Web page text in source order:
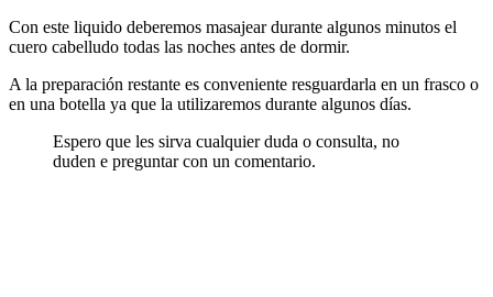
Con este liquido deberemos masajear durante algunos minutos el
cuero cabelludo todas las noches antes de dormir.
A la preparación restante es conveniente resguardarla en un frasco o
en una botella ya que la utilizaremos durante algunos días.
Espero que les sirva cualquier duda o consulta, no
duden e preguntar con un comentario.